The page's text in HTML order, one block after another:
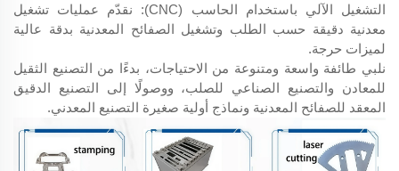
التشغيل الآلي باستخدام الحاسب (CNC): نقدّم عمليات تشغيل
معدنية دقيقة حسب الطلب وتشغيل الصفائح المعدنية بدقة عالية
لميزات حرجة.
نلبي طائفة واسعة ومتنوعة من الاحتياجات، بدءًا من التصنيع الثقيل
للمعادن والتصنيع الصناعي للصلب، ووصولًا إلى التصنيع الدقيق
المعقد للصفائح المعدنية ونماذج أولية صغيرة التصنيع المعدني.